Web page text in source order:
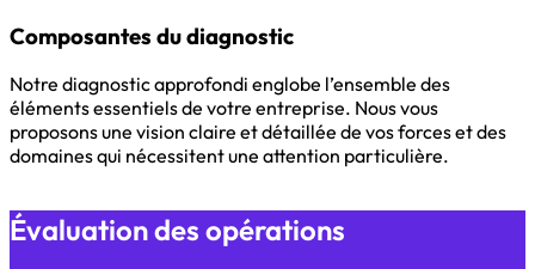
Composantes du diagnostic
Notre diagnostic approfondi englobe l’ensemble des
éléments essentiels de votre entreprise. Nous vous
proposons une vision claire et détaillée de vos forces et des
domaines qui nécessitent une attention particulière.
Évaluation des opérations